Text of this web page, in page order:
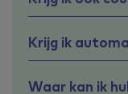
Krijg ik
Waar kan ik